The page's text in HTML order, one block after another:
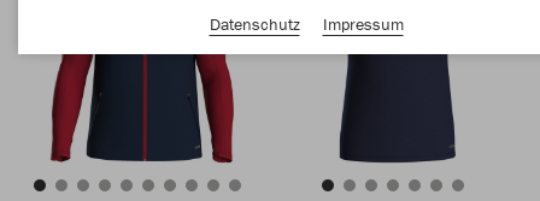
Datenschutz
Impressum